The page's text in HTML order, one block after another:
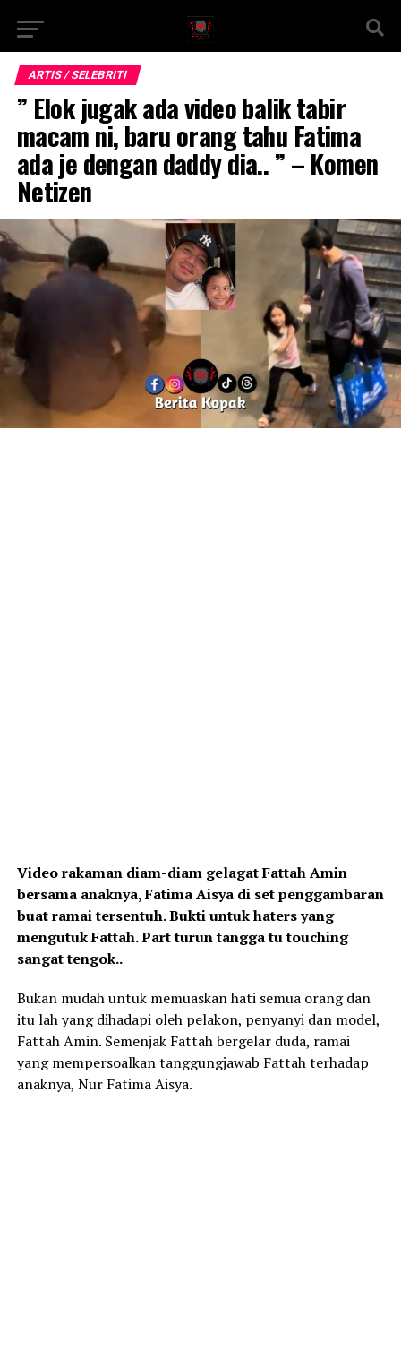
ARTIS / SELEBRITI
” Elok jugak ada video balik tabir
macam ni, baru orang tahu Fatima
ada je dengan daddy dia.. ” – Komen
Netizen
Video rakaman diam-diam gelagat Fattah Amin
bersama anaknya, Fatima Aisya di set penggambaran
buat ramai tersentuh. Bukti untuk haters yang
mengutuk Fattah. Part turun tangga tu touching
sangat tengok..
Bukan mudah untuk memuaskan hati semua orang dan
itu lah yang dihadapi oleh pelakon, penyanyi dan model,
Fattah Amin. Semenjak Fattah bergelar duda, ramai
yang mempersoalkan tanggungjawab Fattah terhadap
anaknya, Nur Fatima Aisya.